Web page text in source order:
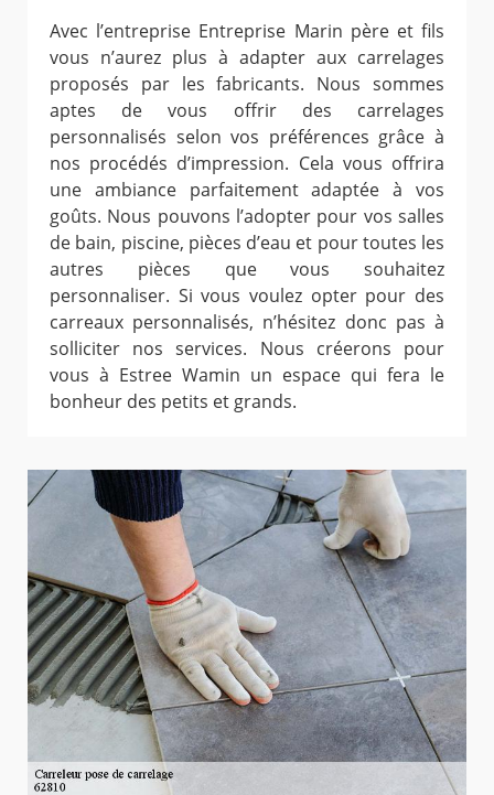
Avec l’entreprise Entreprise Marin père et fils
vous n’aurez plus à adapter aux carrelages
proposés par les fabricants. Nous sommes
aptes de vous offrir des carrelages
personnalisés selon vos préférences grâce à
nos procédés d’impression. Cela vous offrira
une ambiance parfaitement adaptée à vos
goûts. Nous pouvons l’adopter pour vos salles
de bain, piscine, pièces d’eau et pour toutes les
autres pièces que vous souhaitez
personnaliser. Si vous voulez opter pour des
carreaux personnalisés, n’hésitez donc pas à
solliciter nos services. Nous créerons pour
vous à Estree Wamin un espace qui fera le
bonheur des petits et grands.